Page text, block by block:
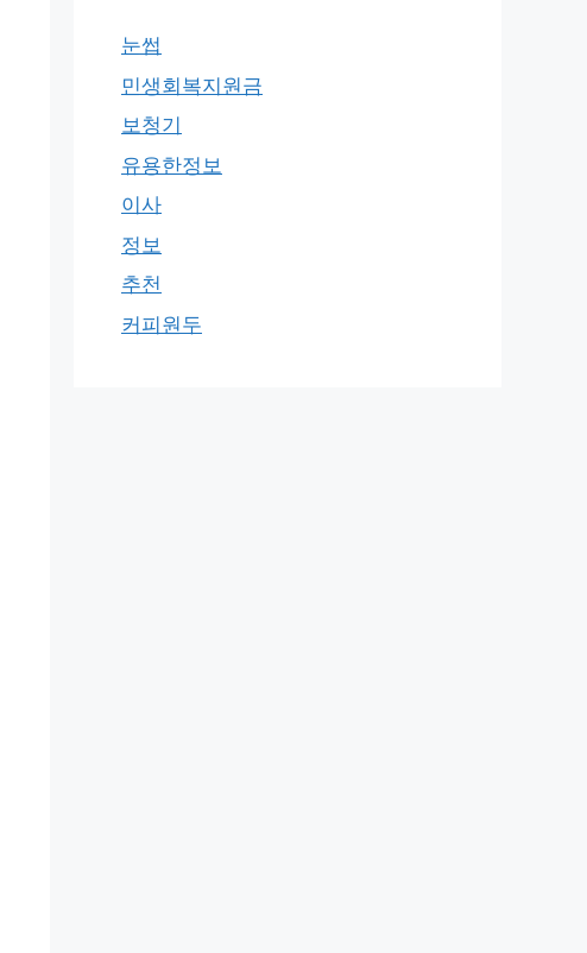
눈썹
민생회복지원금
보청기
유용한정보
이사
정보
추천
커피원두